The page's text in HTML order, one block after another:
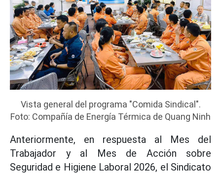
Vista general del programa "Comida Sindical".
Foto: Compañía de Energía Térmica de Quang Ninh
Anteriormente, en respuesta al Mes del
Trabajador y al Mes de Acción sobre
Seguridad e Higiene Laboral 2026, el Sindicato